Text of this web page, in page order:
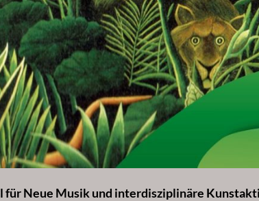
für Neue Musik und interdisziplinäre